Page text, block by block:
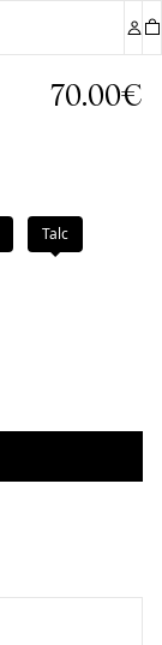
70.00€
Talc